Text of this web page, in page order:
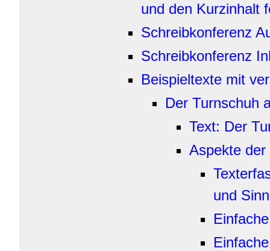
und den Kurzinhalt
Schreibkonferenz
Schreibkonferenz
Beispieltexte mit
Der Turnschuh
Text: Der
Aspekte
und